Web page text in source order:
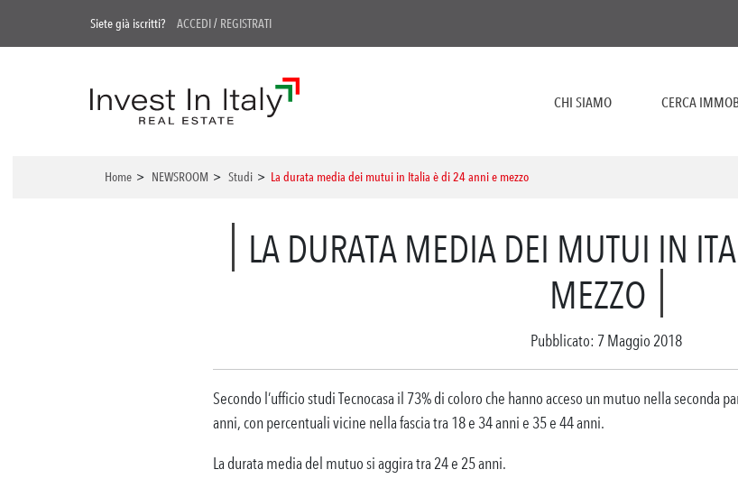
Siete già iscritti? ACCEDI/ REGISTRATI
CHI SIAMO CERCA
Home > NEWSROOM > Studi > La durata media dei mutui in Italia è di 24 anni e mezzo
LA DURATA MEDIA DEI MUTUI IN
MEZZO
Pubblicato: 7 Maggio 2018
Secondo l’ufficio studi Tecnocasa il 73% di coloro che hanno acceso un mutuo nella seconda
anni, con percentuali vicine nella fascia tra 18 e 34 anni e 35 e 44 anni.
La durata media del mutuo si aggira tra 24 e 25 anni.